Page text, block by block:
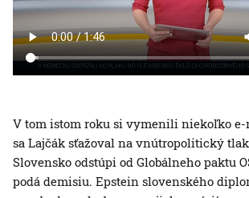
V tom istom roku si vymenili niekoľko
sa Lajčák sťažoval na vnútropolitický
Slovensko odstúpi od Globálneho paktu
podá demisiu. Epstein slovenského